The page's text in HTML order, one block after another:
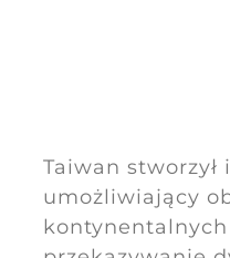
Taiwan
umożliwiający